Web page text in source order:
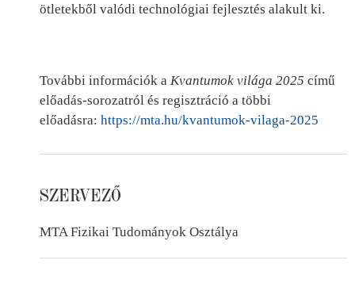
ötletekből valódi technológiai fejlesztés alakult ki.
További információk a Kvantumok világa 2025 című
előadás-sorozatról és regisztráció a többi
előadásra: https://mta.hu/kvantumok-vilaga-2025
SZERVEZŐ
MTA Fizikai Tudományok Osztálya